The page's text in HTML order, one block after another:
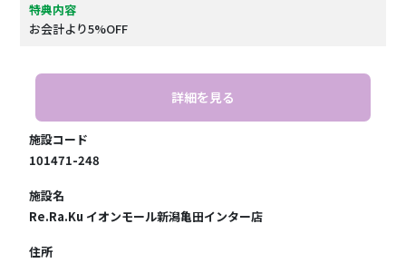
特典内容
お会計より5%OFF
詳細を見る
施設コード
101471-248
施設名
Re.Ra.Ku イオンモール新潟亀田インター店
住所